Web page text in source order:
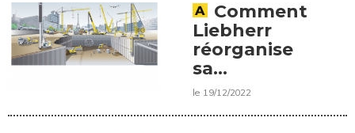
en France.
Comment
Liebherr
réorganise
sa
distribution
le 19/12/2022